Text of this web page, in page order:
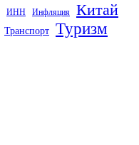
ИНН Инфляция Китай
Транспорт Туризм